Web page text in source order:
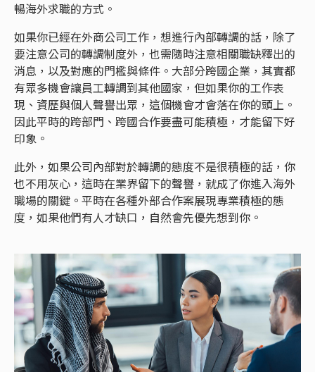
暢海外求職的方式。
如果你已經在外商公司工作，想進行內部轉調的話，除了
要注意公司的轉調制度外，也需隨時注意相關職缺釋出的
消息，以及對應的門檻與條件。大部分跨國企業，其實都
有眾多機會讓員工轉調到其他國家，但如果你的工作表
現、資歷與個人聲譽出眾，這個機會才會落在你的頭上。
因此平時的跨部門、跨國合作要盡可能積極，才能留下好
印象。
此外，如果公司內部對於轉調的態度不是很積極的話，你
也不用灰心，這時在業界留下的聲譽，就成了你進入海外
職場的關鍵。平時在各種外部合作案展現專業積極的態
度，如果他們有人才缺口，自然會先優先想到你。